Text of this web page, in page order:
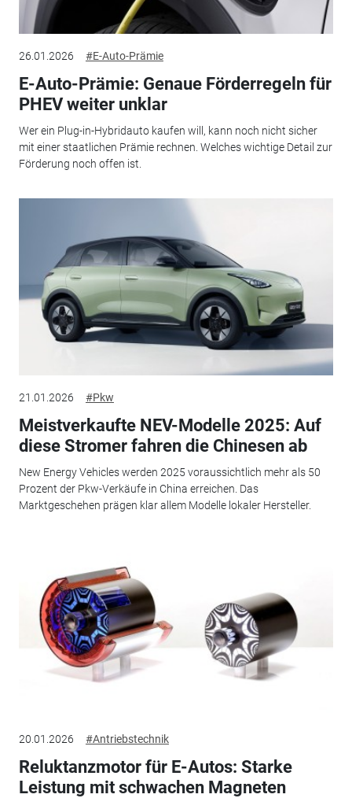
26.01.2026 #E-Auto-Prämie
E-Auto-Prämie: Genaue Förderregeln für
PHEV weiter unklar
Wer ein Plug-in-Hybridauto kaufen will, kann noch nicht sicher
mit einer staatlichen Prämie rechnen. Welches wichtige Detail zur
Förderung noch offen ist.
21.01.2026 #Pkw
Meistverkaufte NEV-Modelle 2025: Auf
diese Stromer fahren die Chinesen ab
New Energy Vehicles werden 2025 voraussichtlich mehr als 50
Prozent der Pkw-Verkäufe in China erreichen. Das
Marktgeschehen prägen klar allem Modelle lokaler Hersteller.
20.01.2026 #Antriebstechnik
Reluktanzmotor für E-Autos: Starke
Leistung mit schwachen Magneten